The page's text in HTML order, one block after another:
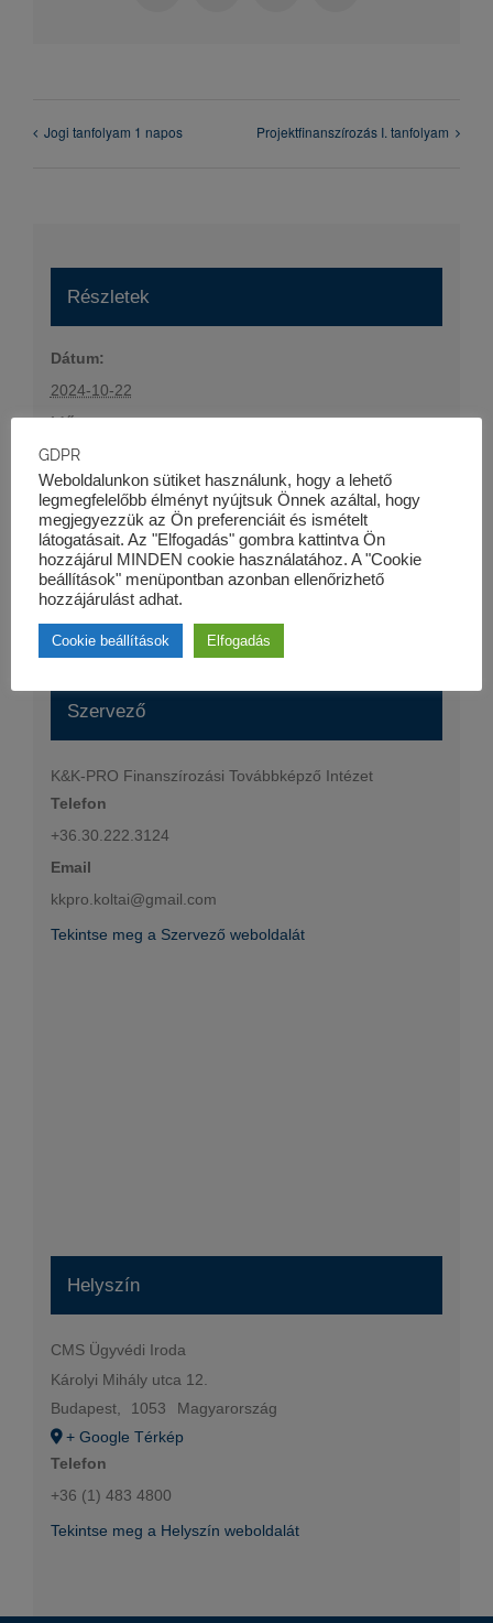
Jogi tanfolyam 1 napos Projektfinanszírozás I. tanfolyam
Részletek
Dátum:
2024-10-22
Időpont:
16:30 - 19:00
Esemény kategória:
Szaktanfolyamok
Honlap:
https://kk-pro.hu/oktatas/projektfinanszirozas-i-
tanfolyam/
Szervező
K&K-PRO Finanszírozási Továbbképző Intézet
Telefon
+36.30.222.3124
Email
kkpro.koltai@gmail.com
Tekintse meg a Szervező weboldalát
Helyszín
CMS Ügyvédi Iroda
Károlyi Mihály utca 12.
Budapest, 1053
Magyarország
+ Google Térkép
Telefon
+36 (1) 483 4800
Tekintse meg a Helyszín weboldalát
GDPR
Weboldalunkon sütiket használunk, hogy a lehető
legmegfelelőbb élményt nyújtsuk Önnek azáltal, hogy
megjegyezzük az Ön preferenciáit és ismételt
látogatásait. Az "Elfogadás" gombra kattintva Ön
hozzájárul MINDEN cookie használatához. A "Cookie
beállítások" menüpontban azonban ellenőrizhető
hozzájárulást adhat.
Cookie beállítások Elfogadás